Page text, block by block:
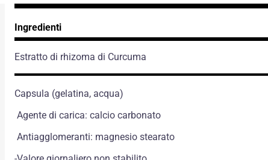
Ingredienti
Estratto di rhizoma di Curcuma
Capsula (gelatina, acqua)
Agente di carica: calcio carbonato
Antiagglomeranti: magnesio stearato